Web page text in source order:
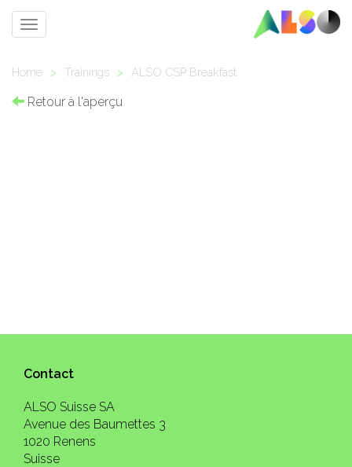
Toggle
Home > Trainings > ALSO CSP Breakfast
Retour à l'aperçu
Contact
ALSO Suisse SA
Avenue des Baumettes 3
1020 Renens
Suisse